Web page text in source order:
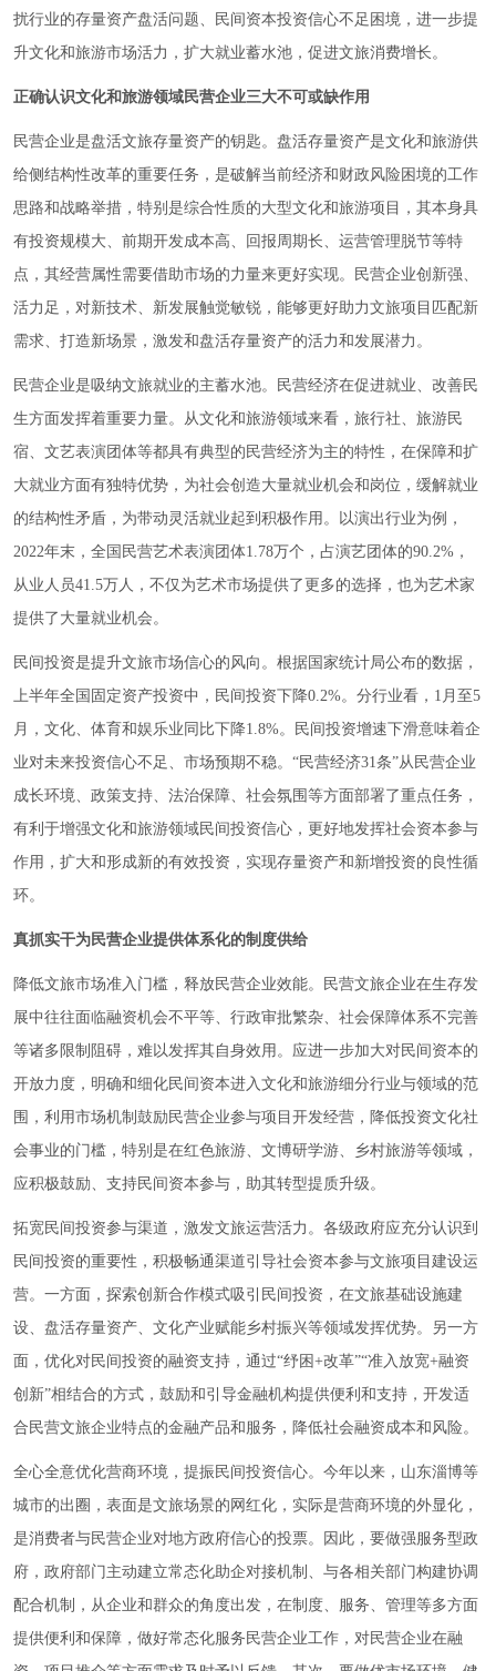
扰行业的存量资产盘活问题、民间资本投资信心不足困境，进一步提
升文化和旅游市场活力，扩大就业蓄水池，促进文旅消费增长。
正确认识文化和旅游领域民营企业三大不可或缺作用
民营企业是盘活文旅存量资产的钥匙。盘活存量资产是文化和旅游供
给侧结构性改革的重要任务，是破解当前经济和财政风险困境的工作
思路和战略举措，特别是综合性质的大型文化和旅游项目，其本身具
有投资规模大、前期开发成本高、回报周期长、运营管理脱节等特
点，其经营属性需要借助市场的力量来更好实现。民营企业创新强、
活力足，对新技术、新发展触觉敏锐，能够更好助力文旅项目匹配新
需求、打造新场景，激发和盘活存量资产的活力和发展潜力。
民营企业是吸纳文旅就业的主蓄水池。民营经济在促进就业、改善民
生方面发挥着重要力量。从文化和旅游领域来看，旅行社、旅游民
宿、文艺表演团体等都具有典型的民营经济为主的特性，在保障和扩
大就业方面有独特优势，为社会创造大量就业机会和岗位，缓解就业
的结构性矛盾，为带动灵活就业起到积极作用。以演出行业为例，
2022年末，全国民营艺术表演团体1.78万个，占演艺团体的90.2%，
从业人员41.5万人，不仅为艺术市场提供了更多的选择，也为艺术家
提供了大量就业机会。
民间投资是提升文旅市场信心的风向。根据国家统计局公布的数据，
上半年全国固定资产投资中，民间投资下降0.2%。分行业看，1月至5
月，文化、体育和娱乐业同比下降1.8%。民间投资增速下滑意味着企
业对未来投资信心不足、市场预期不稳。“民营经济31条”从民营企业
成长环境、政策支持、法治保障、社会氛围等方面部署了重点任务，
有利于增强文化和旅游领域民间投资信心，更好地发挥社会资本参与
作用，扩大和形成新的有效投资，实现存量资产和新增投资的良性循
环。
真抓实干为民营企业提供体系化的制度供给
降低文旅市场准入门槛，释放民营企业效能。民营文旅企业在生存发
展中往往面临融资机会不平等、行政审批繁杂、社会保障体系不完善
等诸多限制阻碍，难以发挥其自身效用。应进一步加大对民间资本的
开放力度，明确和细化民间资本进入文化和旅游细分行业与领域的范
围，利用市场机制鼓励民营企业参与项目开发经营，降低投资文化社
会事业的门槛，特别是在红色旅游、文博研学游、乡村旅游等领域，
应积极鼓励、支持民间资本参与，助其转型提质升级。
拓宽民间投资参与渠道，激发文旅运营活力。各级政府应充分认识到
民间投资的重要性，积极畅通渠道引导社会资本参与文旅项目建设运
营。一方面，探索创新合作模式吸引民间投资，在文旅基础设施建
设、盘活存量资产、文化产业赋能乡村振兴等领域发挥优势。另一方
面，优化对民间投资的融资支持，通过“纾困+改革”“准入放宽+融资
创新”相结合的方式，鼓励和引导金融机构提供便利和支持，开发适
合民营文旅企业特点的金融产品和服务，降低社会融资成本和风险。
全心全意优化营商环境，提振民间投资信心。今年以来，山东淄博等
城市的出圈，表面是文旅场景的网红化，实际是营商环境的外显化，
是消费者与民营企业对地方政府信心的投票。因此，要做强服务型政
府，政府部门主动建立常态化助企对接机制、与各相关部门构建协调
配合机制，从企业和群众的角度出发，在制度、服务、管理等多方面
提供便利和保障，做好常态化服务民营企业工作，对民营企业在融